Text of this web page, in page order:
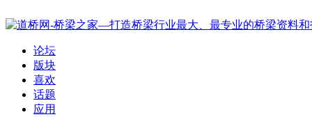
论坛
版块
喜欢
话题
应用